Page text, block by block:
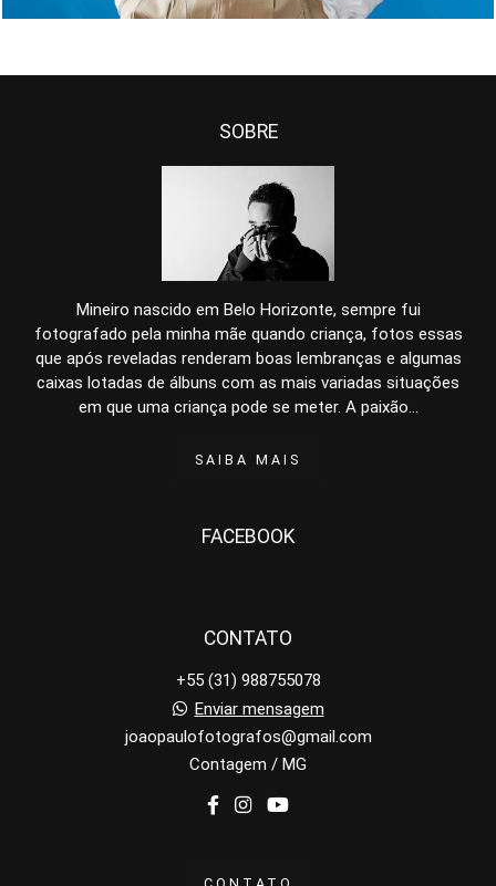
SOBRE
Mineiro nascido em Belo Horizonte, sempre fui
fotografado pela minha mãe quando criança, fotos essas
que após reveladas renderam boas lembranças e algumas
caixas lotadas de álbuns com as mais variadas situações
em que uma criança pode se meter. A paixão...
SAIBA MAIS
FACEBOOK
CONTATO
+55 (31) 988755078
Enviar mensagem
joaopaulofotografos@gmail.com
Contagem / MG